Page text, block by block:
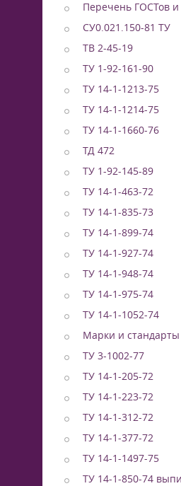
Перечень ГОСТов и
СУ0.021.150-81 ТУ
ТВ 2-45-19
ТУ 1-92-161-90
ТУ 14-1-1213-75
ТУ 14-1-1214-75
ТУ 14-1-1660-76
ТД 472
ТУ 1-92-145-89
ТУ 14-1-463-72
ТУ 14-1-835-73
ТУ 14-1-899-74
ТУ 14-1-927-74
ТУ 14-1-948-74
ТУ 14-1-975-74
ТУ 14-1-1052-74
Марки и стандарты
ТУ 3-1002-77
ТУ 14-1-205-72
ТУ 14-1-223-72
ТУ 14-1-312-72
ТУ 14-1-377-72
ТУ 14-1-1497-75
ТУ 14-1-850-74